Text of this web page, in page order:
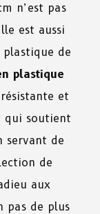
n’est pas
est aussi
plastique de
plastique
et
qui soutient
de
de
aux
pas de plus